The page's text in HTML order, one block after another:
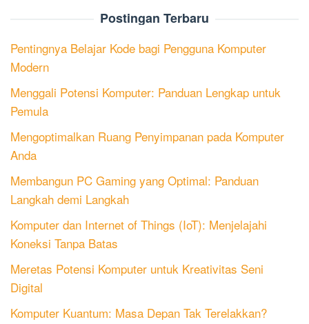
Postingan Terbaru
Pentingnya Belajar Kode bagi Pengguna Komputer
Modern
Menggali Potensi Komputer: Panduan Lengkap untuk
Pemula
Mengoptimalkan Ruang Penyimpanan pada Komputer
Anda
Membangun PC Gaming yang Optimal: Panduan
Langkah demi Langkah
Komputer dan Internet of Things (IoT): Menjelajahi
Koneksi Tanpa Batas
Meretas Potensi Komputer untuk Kreativitas Seni
Digital
Komputer Kuantum: Masa Depan Tak Terelakkan?